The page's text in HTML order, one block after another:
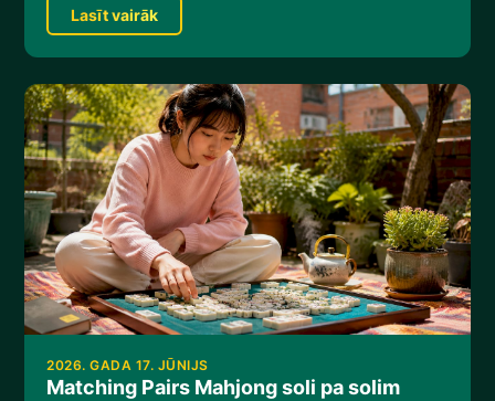
Lasīt vairāk
2026. GADA 17. JŪNIJS
Matching Pairs Mahjong soli pa solim